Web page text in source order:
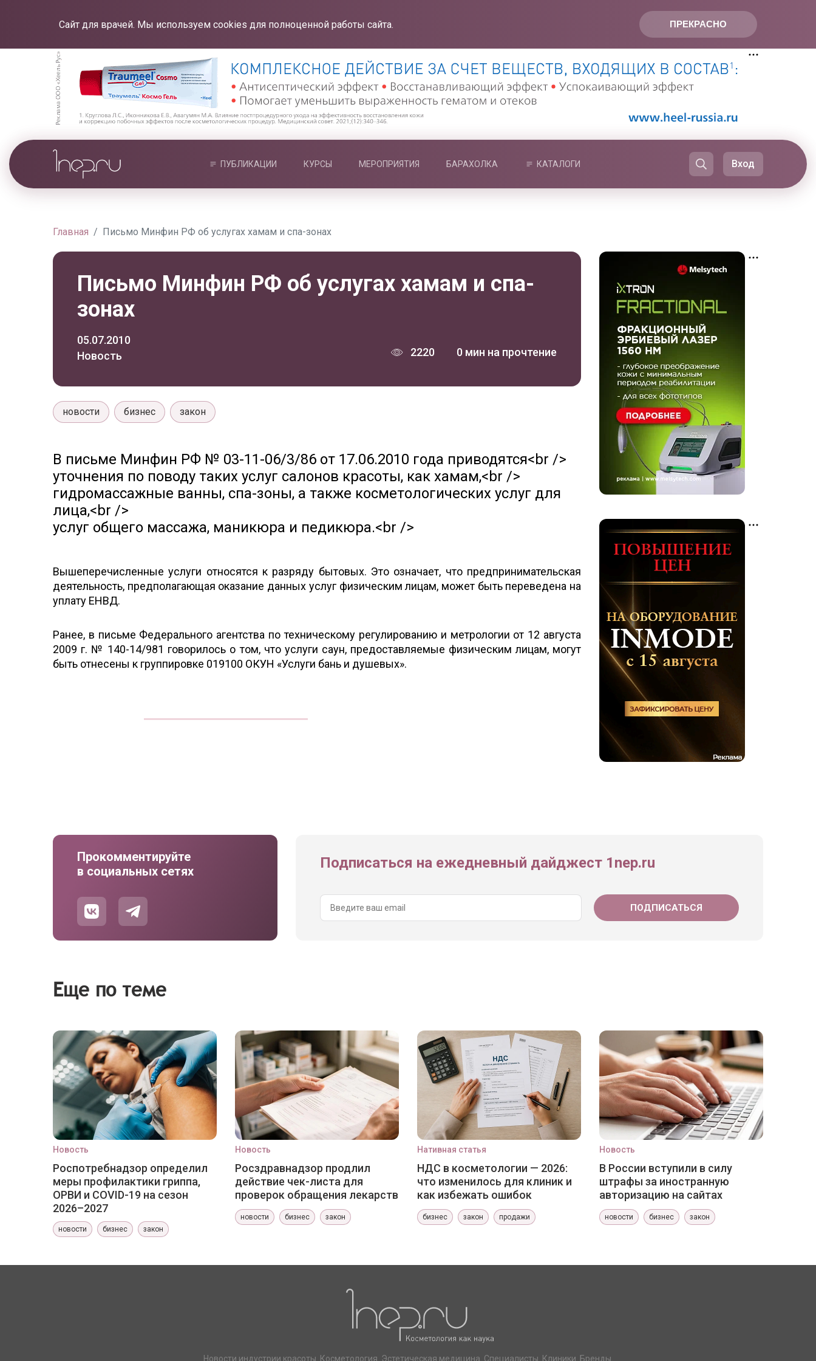
ПРЕКРАСНО
Сайт для врачей. Мы используем cookies для полноценной работы сайта.
ПУБЛИКАЦИИ КУРСЫ МЕРОПРИЯТИЯ БАРАХОЛКА КАТАЛОГИ Вход
Главная Письмо Минфин РФ об услугах хамам и спа-зонах
Письмо Минфин РФ об услугах хамам и спа-
зонах
05.07.2010
Новость
2220 0 мин на прочтение
новости бизнес закон
В письме Минфин РФ № 03-11-06/3/86 от 17.06.2010 года приводятся<br />
уточнения по поводу таких услуг салонов красоты, как хамам,<br />
гидромассажные ванны, спа-зоны, а также косметологических услуг для
лица,<br />
услуг общего массажа, маникюра и педикюра.<br />
Вышеперечисленные услуги относятся к разряду бытовых. Это означает, что предпринимательская
деятельность, предполагающая оказание данных услуг физическим лицам, может быть переведена на
уплату ЕНВД.
Ранее, в письме Федерального агентства по техническому регулированию и метрологии от 12 августа
2009 г. № 140-14/981 говорилось о том, что услуги саун, предоставляемые физическим лицам, могут
быть отнесены к группировке 019100 ОКУН «Услуги бань и душевых».
Прокомментируйте
в социальных сетях
Подписаться на ежедневный дайджест 1nep.ru
Еще по теме
Новость
Роспотребнадзор определил
меры профилактики гриппа,
ОРВИ и COVID-19 на сезон
2026–2027
новости бизнес закон
Новость
Росздравнадзор продлил
действие чек-листа для
проверок обращения лекарств
новости бизнес закон
Нативная статья
НДС в косметологии — 2026:
что изменилось для клиник и
как избежать ошибок
бизнес закон продажи
Новость
В России вступили в силу
штрафы за иностранную
авторизацию на сайтах
новости бизнес закон
Новости индустрии красоты. Косметология. Эстетическая медицина. Специалисты. Клиники. Бренды.